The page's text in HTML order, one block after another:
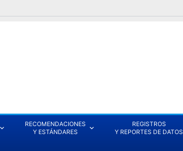
RECOMENDACIONES
Y ESTÁNDARES
REGISTROS
Y REPORTES DE DATOS